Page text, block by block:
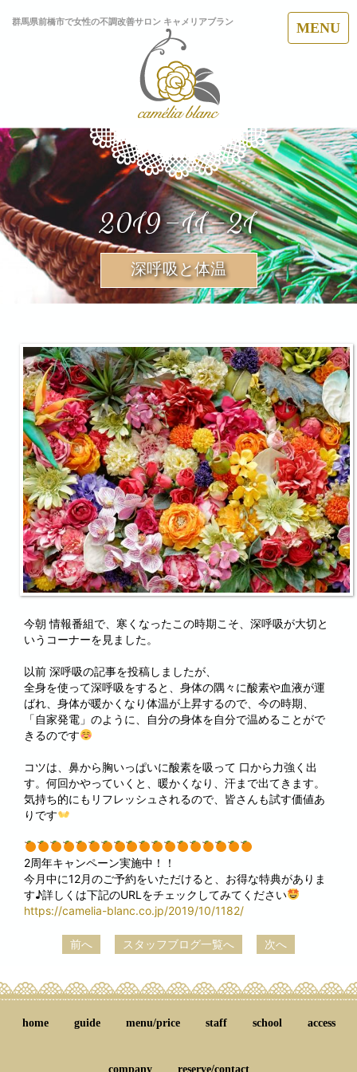
群馬県前橋市で女性の不調改善サロン キャメリアブラン MENU
2019-11-21
深呼吸と体温
今朝 情報番組で、寒くなったこの時期こそ、深呼吸が大切と
いうコーナーを見ました。
以前 深呼吸の記事を投稿しましたが、
全身を使って深呼吸をすると、身体の隅々に酸素や血液が運
ばれ、身体が暖かくなり体温が上昇するので、今の時期、
「自家発電」のように、自分の身体を自分で温めることがで
きるのです
コツは、鼻から胸いっぱいに酸素を吸って 口から力強く出
す。何回かやっていくと、暖かくなり、汗まで出てきます。
気持ち的にもリフレッシュされるので、皆さんも試す価値あ
りです
2周年キャンペーン実施中！！
今月中に12月のご予約をいただけると、お得な特典がありま
す♪詳しくは下記のURLをチェックしてみてください
https://camelia-blanc.co.jp/2019/10/1182/
前へ スタッフブログ一覧へ 次へ
home guide menu/price staff school access
company reserve/contact